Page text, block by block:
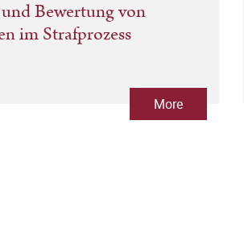
Bewertung von
im Strafprozess
More